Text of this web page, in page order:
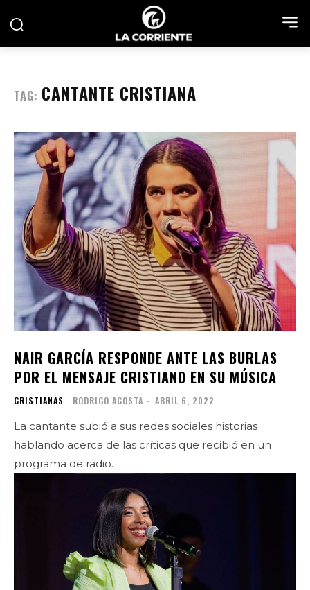
TAG: CANTANTE CRISTIANA
NAIR GARCÍA RESPONDE ANTE LAS BURLAS
POR EL MENSAJE CRISTIANO EN SU MÚSICA
CRISTIANAS RODRIGO ACOSTA - ABRIL 6, 2022
La cantante subió a sus redes sociales historias
hablando acerca de las críticas que recibió en un
programa de radio.